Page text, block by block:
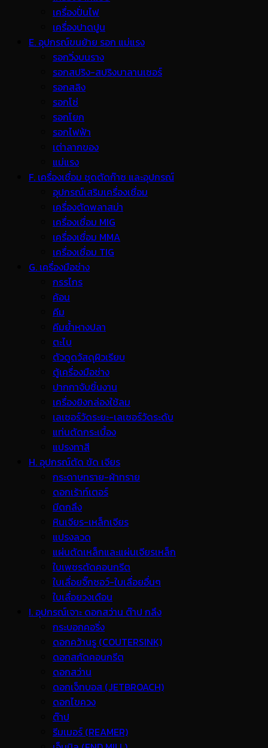
เครื่องปั่นไฟ
เครื่องปาดปูน
E. อุปกรณ์ขนย้าย รอก แม่แรง
รอกวิ่งบนราง
รอกสปริง-สปริงบาลานเซอร์
รอกสลิง
รอกโซ่
รอกโยก
รอกไฟฟ้า
เต่าลากของ
แม่แรง
F. เครื่องเชื่อม ชุดตัดก๊าซ และอุปกรณ์
อุปกรณ์เสริมเครื่องเชื่อม
เครื่องตัดพลาสม่า
เครื่องเชื่อม MIG
เครื่องเชื่อม MMA
เครื่องเชื่อม TIG
G. เครื่องมือช่าง
กรรไกร
ค้อน
คีม
คีมย้ำหางปลา
ตะไบ
ตัวดูดวัสดุผิวเรียบ
ตู้เครื่องมือช่าง
ปากกาจับชิ้นงาน
เครื่องยิงกล่องใช้ลม
เลเซอร์วัดระยะ-เลเซอร์วัดระดับ
แท่นตัดกระเบื้อง
แปรงทาสี
H. อุปกรณ์ตัด ขัด เจียร
กระดาษทราย-ผ้าทราย
ดอกเร้าท์เตอร์
มีดกลึง
หินเจียร-เหล็กเจียร
แปรงลวด
แผ่นตัดเหล็กและแผ่นเจียรเหล็ก
ใบเพชรตัดคอนกรีต
ใบเลื่อยจิ๊กซอว์-ใบเลื่อยอื่นๆ
ใบเลื่อยวงเดือน
I. อุปกรณ์เจาะ ดอกสว่าน ต๊าป กลึง
กระบอกคอริ่ง
ดอกคว้านรู (COUTERSINK)
ดอกสกัดคอนกรีต
ดอกสว่าน
ดอกเจ็ทบอส (JETBROACH)
ดอกไขควง
ต๊าป
รีมเมอร์ (REAMER)